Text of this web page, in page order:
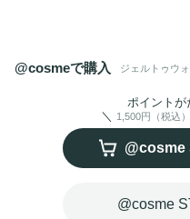
AQUALICIA（加水分解
酵素
／共に保湿成分）を配合し
搾りたてのライムとフレッ
れた香り。
@cosmeで購入 ジェルトゥウ
ポイントが
1,500円（税込
@cosme
@cosme